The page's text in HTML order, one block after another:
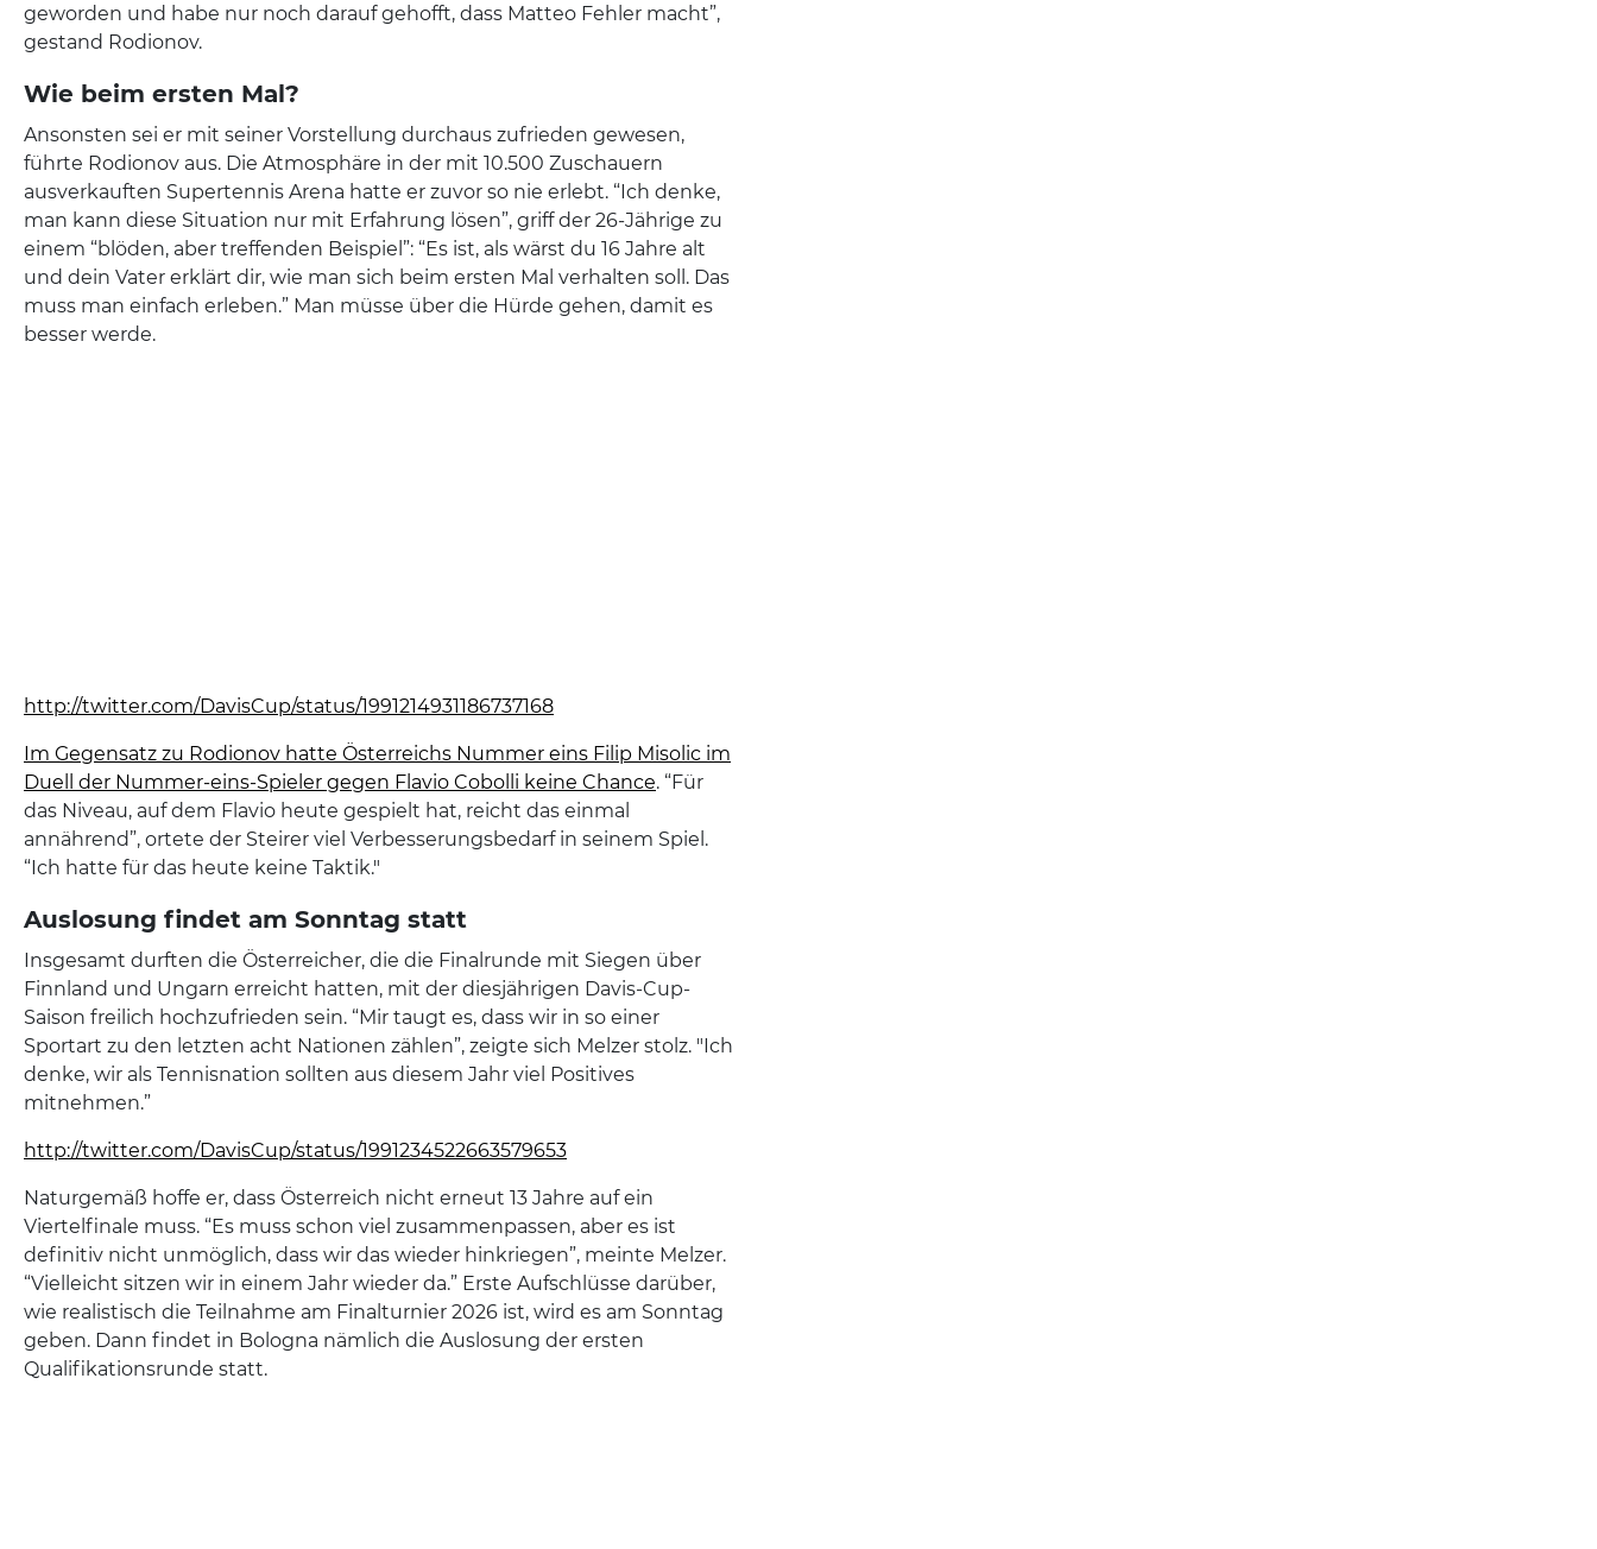
geworden und habe nur noch darauf gehofft, dass Matteo Fehler macht”,
gestand Rodionov.
Wie beim ersten Mal?
Ansonsten sei er mit seiner Vorstellung durchaus zufrieden gewesen,
führte Rodionov aus. Die Atmosphäre in der mit 10.500 Zuschauern
ausverkauften Supertennis Arena hatte er zuvor so nie erlebt. “Ich denke,
man kann diese Situation nur mit Erfahrung lösen”, griff der 26-Jährige zu
einem “blöden, aber treffenden Beispiel”: “Es ist, als wärst du 16 Jahre alt
und dein Vater erklärt dir, wie man sich beim ersten Mal verhalten soll. Das
muss man einfach erleben.” Man müsse über die Hürde gehen, damit es
besser werde.
http://twitter.com/DavisCup/status/1991214931186737168
Im Gegensatz zu Rodionov hatte Österreichs Nummer eins Filip Misolic im
Duell der Nummer-eins-Spieler gegen Flavio Cobolli keine Chance. “Für
das Niveau, auf dem Flavio heute gespielt hat, reicht das einmal
annährend”, ortete der Steirer viel Verbesserungsbedarf in seinem Spiel.
“Ich hatte für das heute keine Taktik."
Auslosung findet am Sonntag statt
Insgesamt durften die Österreicher, die die Finalrunde mit Siegen über
Finnland und Ungarn erreicht hatten, mit der diesjährigen Davis-Cup-
Saison freilich hochzufrieden sein. “Mir taugt es, dass wir in so einer
Sportart zu den letzten acht Nationen zählen”, zeigte sich Melzer stolz. "Ich
denke, wir als Tennisnation sollten aus diesem Jahr viel Positives
mitnehmen.”
http://twitter.com/DavisCup/status/1991234522663579653
Naturgemäß hoffe er, dass Österreich nicht erneut 13 Jahre auf ein
Viertelfinale muss. “Es muss schon viel zusammenpassen, aber es ist
definitiv nicht unmöglich, dass wir das wieder hinkriegen”, meinte Melzer.
“Vielleicht sitzen wir in einem Jahr wieder da.” Erste Aufschlüsse darüber,
wie realistisch die Teilnahme am Finalturnier 2026 ist, wird es am Sonntag
geben. Dann findet in Bologna nämlich die Auslosung der ersten
Qualifikationsrunde statt.